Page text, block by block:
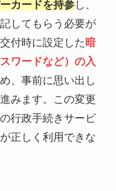
カードを持参し、
してもらう必要が
付時に設定した暗
ワードなど）の入
、事前に思い出し
みます。この変更
行政手続きサービ
正しく利用できな